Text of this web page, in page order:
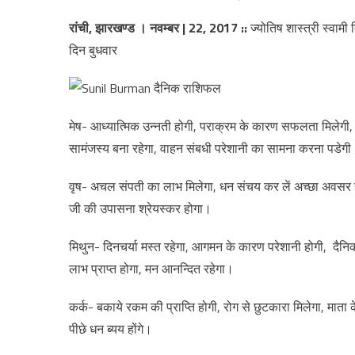
रांची, झारखण्ड । नवम्बर | 22, 2017 ::ज्योतिष शास्त्री
दिन बुधवार
मेष- आध्यात्मिक उन्नती होगी, पराक्रम के कारण सफलता
सामंजस्य बना रहेगा, वाहन संबधी परेशानी का सामना करना
वृष- अचल संपती का लाभ मिलेगा, धन संचय कर लें अच्छा
जी की उपासना श्रेयस्कर होगा।
मिथुन- दिनचर्या मस्त रहेगा, आगमन के कारण परेशानी होगी,
लाभ प्राप्त होगा, मन आनन्दित रहेगा।
कर्क- बकाये रकम की प्राप्ति होगी, रोग से छुटकारा मिलेगा,
पीछे धन ब्यय होंगे।